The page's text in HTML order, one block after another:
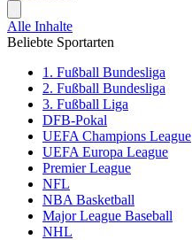
Alle Inhalte
Beliebte Sportarten
1. Fußball Bundesliga
2. Fußball Bundesliga
3. Fußball Liga
DFB-Pokal
UEFA Champions League
UEFA Europa League
Premier League
NFL
NBA Basketball
Major League Baseball
NHL